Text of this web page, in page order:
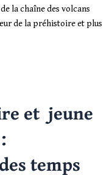
la chaîne des volcans
de la préhistoire et plus
et jeune
temps